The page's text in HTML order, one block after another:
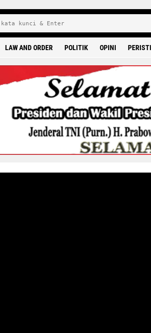
LAW AND ORDER POLITIK OPINI